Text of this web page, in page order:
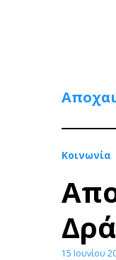
Κοινωνία
15 Ιουνίου